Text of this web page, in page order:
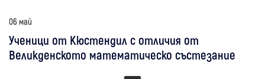
06 май
Ученици от Кюстендил с отличия от
Великденското математическо състезание